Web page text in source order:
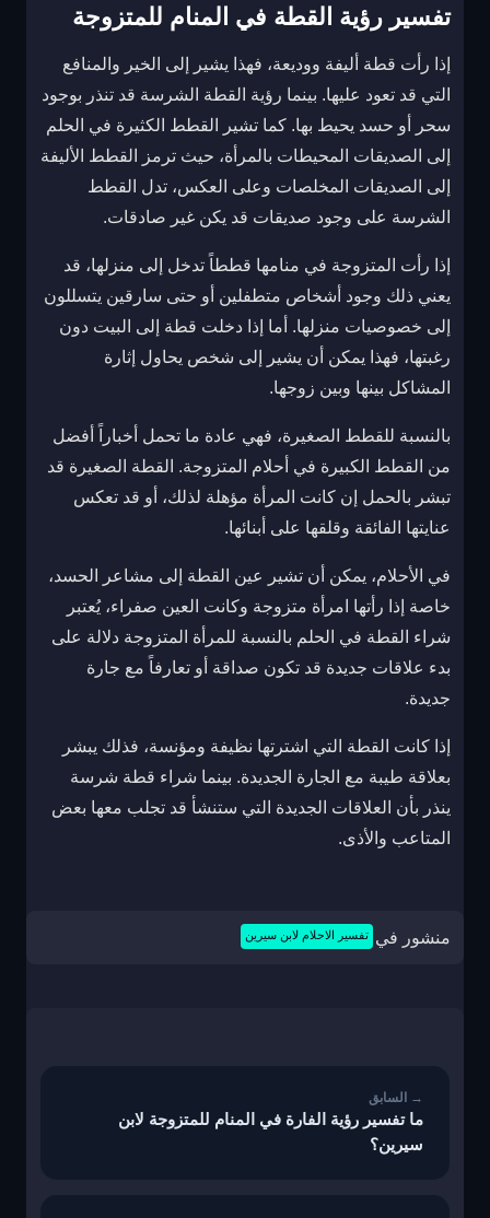
تفسير رؤية القطة في المنام للمتزوجة
إذا رأت قطة أليفة ووديعة، فهذا يشير إلى الخير والمنافع
التي قد تعود عليها. بينما رؤية القطة الشرسة قد تنذر بوجود
سحر أو حسد يحيط بها. كما تشير القطط الكثيرة في الحلم
إلى الصديقات المحيطات بالمرأة، حيث ترمز القطط الأليفة
إلى الصديقات المخلصات وعلى العكس، تدل القطط
الشرسة على وجود صديقات قد يكن غير صادقات.
إذا رأت المتزوجة في منامها قططاً تدخل إلى منزلها، قد
يعني ذلك وجود أشخاص متطفلين أو حتى سارقين يتسللون
إلى خصوصيات منزلها. أما إذا دخلت قطة إلى البيت دون
رغبتها، فهذا يمكن أن يشير إلى شخص يحاول إثارة
المشاكل بينها وبين زوجها.
بالنسبة للقطط الصغيرة، فهي عادة ما تحمل أخباراً أفضل
من القطط الكبيرة في أحلام المتزوجة. القطة الصغيرة قد
تبشر بالحمل إن كانت المرأة مؤهلة لذلك، أو قد تعكس
عنايتها الفائقة وقلقها على أبنائها.
في الأحلام، يمكن أن تشير عين القطة إلى مشاعر الحسد،
خاصة إذا رأتها امرأة متزوجة وكانت العين صفراء، يُعتبر
شراء القطة في الحلم بالنسبة للمرأة المتزوجة دلالة على
بدء علاقات جديدة قد تكون صداقة أو تعارفاً مع جارة
جديدة.
إذا كانت القطة التي اشترتها نظيفة ومؤنسة، فذلك يبشر
بعلاقة طيبة مع الجارة الجديدة. بينما شراء قطة شرسة
ينذر بأن العلاقات الجديدة التي ستنشأ قد تجلب معها بعض
المتاعب والأذى.
منشور في تفسير الاحلام لابن سيرين
ما تفسير رؤية الفارة في المنام للمتزوجة لابن
سيرين؟